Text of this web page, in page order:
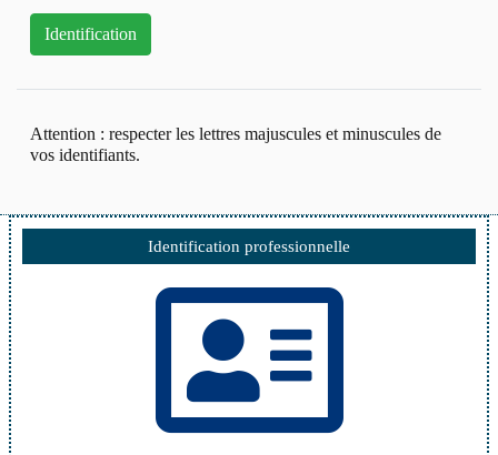
Identification professionnelle
Attention : respecter les lettres majuscules et minuscules de
vos identifiants.